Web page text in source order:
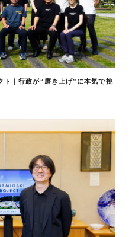
｜行政が“磨き上げ”に本気で挑